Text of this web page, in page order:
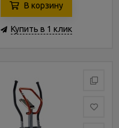
В корзину
Купить в 1 клик